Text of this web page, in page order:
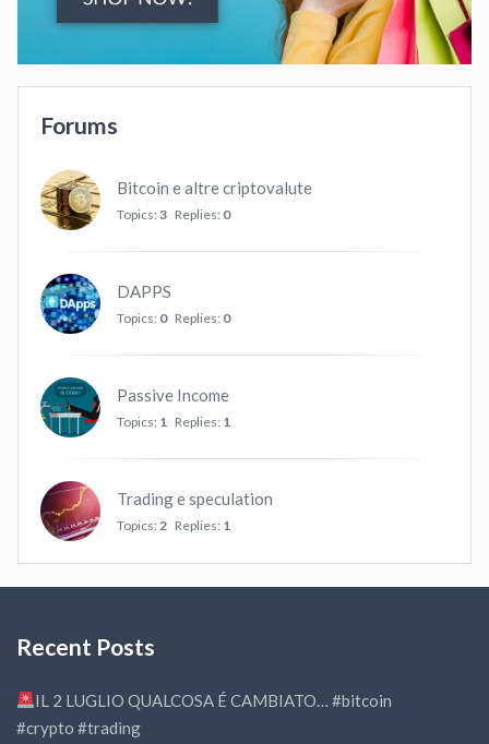
Forums
Bitcoin e altre criptovalute
Topics: 3 Replies: 0
DAPPS
Topics: 0 Replies: 0
Passive Income
Topics: 1 Replies: 1
Trading e speculation
Topics: 2 Replies: 1
Recent Posts
IL 2 LUGLIO QUALCOSA É CAMBIATO… #bitcoin
#crypto #trading